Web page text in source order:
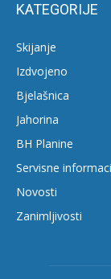
KATEGORIJE
Skijanje
Izdvojeno
Bjelašnica
Jahorina
BH Planine
Servisne
Novosti
Zanimljivosti